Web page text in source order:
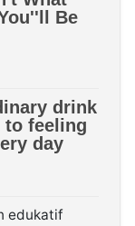
edukatif